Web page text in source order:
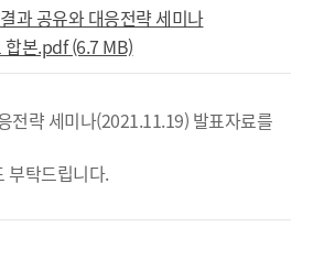
과 공유와 대응전략 세미나
본.pdf (6.7 MB)
전략 세미나(2021.11.19) 발표자료를
부탁드립니다.